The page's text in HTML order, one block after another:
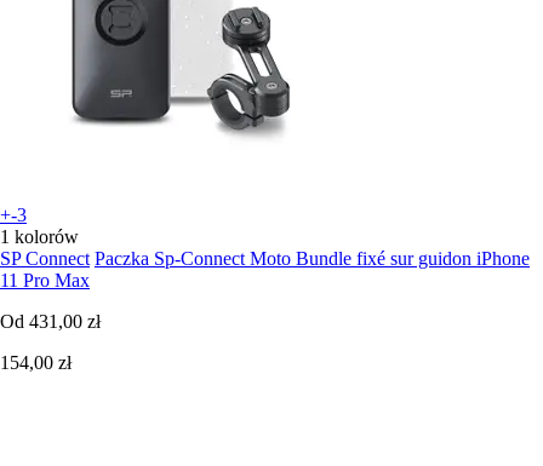
+-3
1 kolorów
SP Connect Paczka Sp-Connect Moto Bundle fixé sur guidon iPhone
11 Pro Max
Od 431,00 zł
154,00 zł